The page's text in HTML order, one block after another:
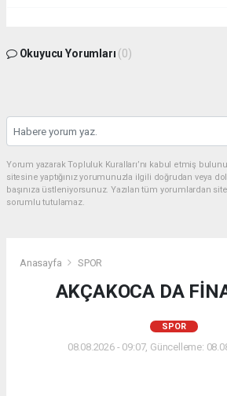
Okuyucu Yorumları (0)
Yorum yazarak Topluluk Kuralları’nı kabul etmiş
sitesine yaptığınız yorumunuzla ilgili doğrudan veya
başınıza üstleniyorsunuz. Yazılan tüm yorumlardan
sorumlu tutulamaz.
Anasayfa SPOR
AKÇAKOCA DA
SPOR
08.08.2026 - 09:07, Güncelleme: